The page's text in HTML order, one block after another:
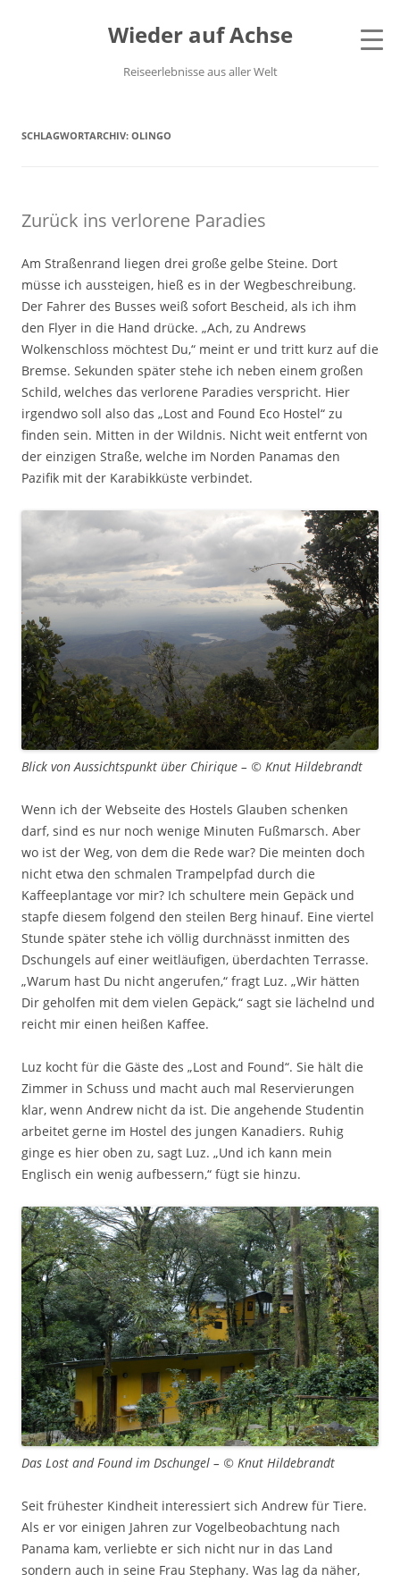
Wieder auf Achse
Reiseerlebnisse aus aller Welt
SCHLAGWORTARCHIV: OLINGO
Zurück ins verlorene Paradies
Am Straßenrand liegen drei große gelbe Steine. Dort
müsse ich aussteigen, hieß es in der Wegbeschreibung.
Der Fahrer des Busses weiß sofort Bescheid, als ich ihm
den Flyer in die Hand drücke. „Ach, zu Andrews
Wolkenschloss möchtest Du,“ meint er und tritt kurz auf die
Bremse. Sekunden später stehe ich neben einem großen
Schild, welches das verlorene Paradies verspricht. Hier
irgendwo soll also das „Lost and Found Eco Hostel“ zu
finden sein. Mitten in der Wildnis. Nicht weit entfernt von
der einzigen Straße, welche im Norden Panamas den
Pazifik mit der Karabikküste verbindet.
Blick von Aussichtspunkt über Chirique – © Knut Hildebrandt
Wenn ich der Webseite des Hostels Glauben schenken
darf, sind es nur noch wenige Minuten Fußmarsch. Aber
wo ist der Weg, von dem die Rede war? Die meinten doch
nicht etwa den schmalen Trampelpfad durch die
Kaffeeplantage vor mir? Ich schultere mein Gepäck und
stapfe diesem folgend den steilen Berg hinauf. Eine viertel
Stunde später stehe ich völlig durchnässt inmitten des
Dschungels auf einer weitläufigen, überdachten Terrasse.
„Warum hast Du nicht angerufen,“ fragt Luz. „Wir hätten
Dir geholfen mit dem vielen Gepäck,“ sagt sie lächelnd und
reicht mir einen heißen Kaffee.
Luz kocht für die Gäste des „Lost and Found“. Sie hält die
Zimmer in Schuss und macht auch mal Reservierungen
klar, wenn Andrew nicht da ist. Die angehende Studentin
arbeitet gerne im Hostel des jungen Kanadiers. Ruhig
ginge es hier oben zu, sagt Luz. „Und ich kann mein
Englisch ein wenig aufbessern,“ fügt sie hinzu.
Das Lost and Found im Dschungel – © Knut Hildebrandt
Seit frühester Kindheit interessiert sich Andrew für Tiere.
Als er vor einigen Jahren zur Vogelbeobachtung nach
Panama kam, verliebte er sich nicht nur in das Land
sondern auch in seine Frau Stephany. Was lag da näher,